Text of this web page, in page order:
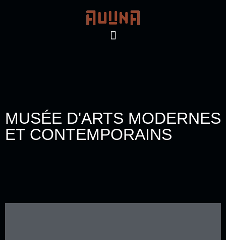
MUSÉE D'ARTS MODERNES
ET CONTEMPORAINS